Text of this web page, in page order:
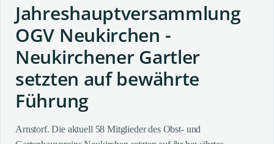
Jahreshauptversammlung
OGV Neukirchen -
Neukirchener Gartler
setzten auf bewährte
Führung
Arnstorf. Die aktuell 58 Mitglieder des Obst- und